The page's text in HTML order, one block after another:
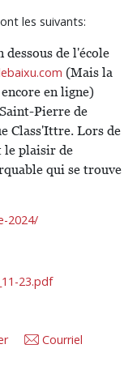
les suivants:
dessous de l'école
(Mais la
en ligne)
Pierre de
Class'Ittre. Lors de
le plaisir de
qui se trouve
2024/
23.pdf
Courriel